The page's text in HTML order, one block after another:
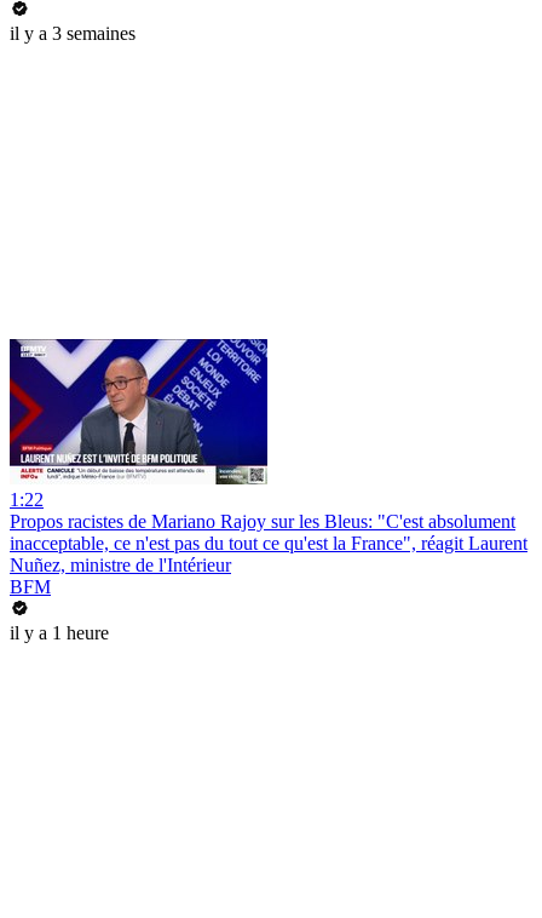
il y a 3 semaines
1:22
Propos racistes de Mariano Rajoy sur les Bleus: "C'est absolument
inacceptable, ce n'est pas du tout ce qu'est la France", réagit Laurent
Nuñez, ministre de l'Intérieur
BFM
il y a 1 heure